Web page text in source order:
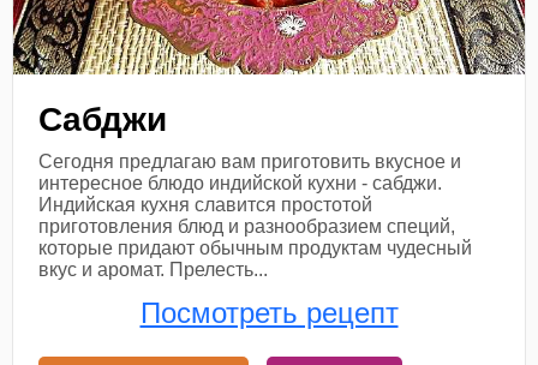
Сабджи
Сегодня предлагаю вам приготовить вкусное и
интересное блюдо индийской кухни - сабджи.
Индийская кухня славится простотой
приготовления блюд и разнообразием специй,
которые придают обычным продуктам чудесный
вкус и аромат. Прелесть...
Посмотреть рецепт